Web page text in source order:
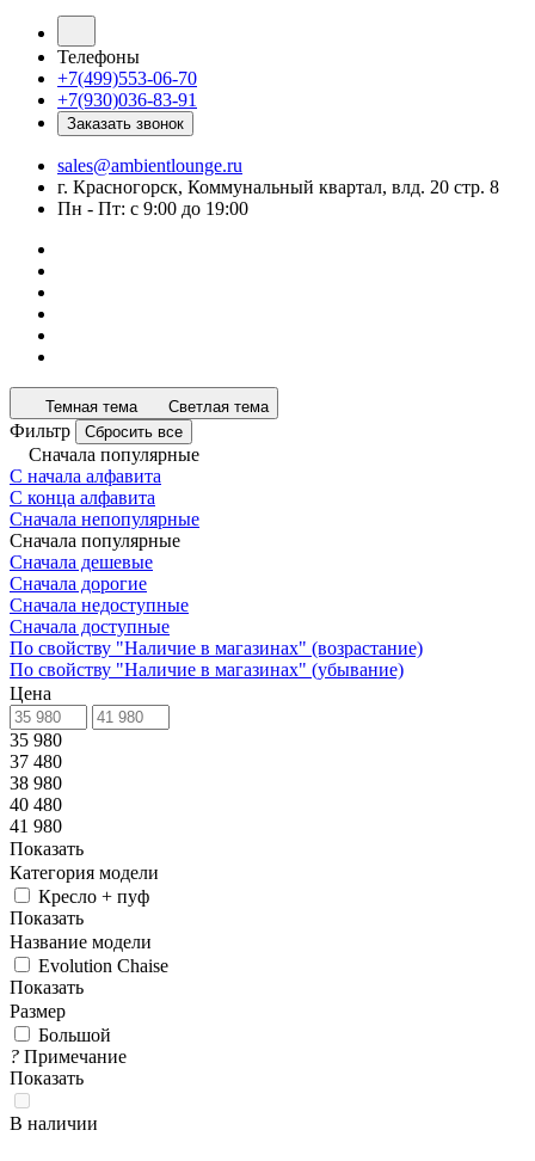
Телефоны
+7(499)553-06-70
+7(930)036-83-91
Заказать звонок
sales@ambientlounge.ru
г. Красногорск, Коммунальный квартал, влд. 20 стр. 8
Пн - Пт: с 9:00 до 19:00
Темная тема Светлая тема
Фильтр Сбросить все
Сначала популярные
С начала алфавита
С конца алфавита
Сначала непопулярные
Сначала популярные
Сначала дешевые
Сначала дорогие
Сначала недоступные
Сначала доступные
По свойству "Наличие в магазинах" (возрастание)
По свойству "Наличие в магазинах" (убывание)
Цена
35 980
37 480
38 980
40 480
41 980
Показать
Категория модели
Кресло + пуф
Показать
Название модели
Evolution Chaise
Показать
Размер
Большой
? Примечание
Показать
В наличии